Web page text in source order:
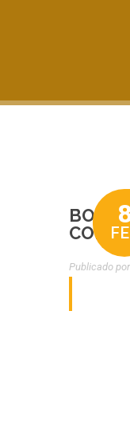
Publicado por